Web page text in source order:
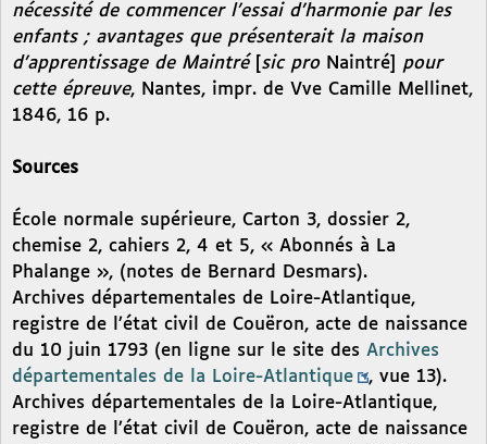
nécessité de commencer l’essai d’harmonie par les
enfants ; avantages que présenterait la maison
d’apprentissage de Maintré[ sic proNaintré] pour
cette épreuve, Nantes, impr. de Vve Camille Mellinet,
1846, 16 p.
Sources
École normale supérieure, Carton 3, dossier 2,
chemise 2, cahiers 2, 4 et 5, « Abonnés à La
Phalange », (notes de Bernard Desmars).
Archives départementales de Loire-Atlantique,
registre de l’état civil de Couëron, acte de naissance
du 10 juin 1793 (en ligne sur le site des Archives
départementales de la Loire-Atlantique
, vue 13).
Archives départementales de la Loire-Atlantique,
registre de l’état civil de Couëron, acte de naissance